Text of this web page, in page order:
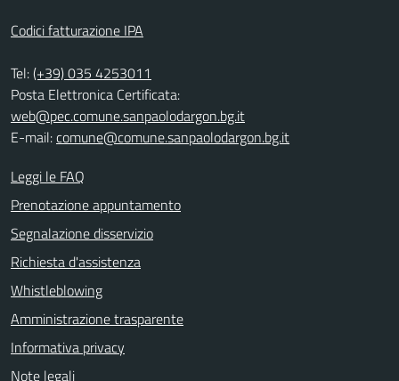
Codici fatturazione IPA
Tel:(+39) 035 4253011
Posta Elettronica Certificata:
web@pec.comune.sanpaolodargon.bg.it
E-mail:comune@comune.sanpaolodargon.bg.it
Leggi le FAQ
Prenotazione appuntamento
Segnalazione disservizio
Richiesta d'assistenza
Whistleblowing
Amministrazione trasparente
Informativa privacy
Note legali